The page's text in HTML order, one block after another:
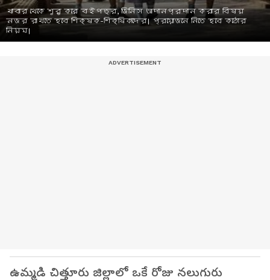
খাবার থেকে শুরু করে বইপত্র, জিনিস আদানপ্রদান করার বিষয়
নজর রাখতে হবে শিক্ষক-শিক্ষিকাদের। প্রয়োজনে নিতে হবে কঠোর
নিয়ম।
ఉమ్మడి చిత్తూరు జిల్లాలో ఒకే రోజు నలుగురు